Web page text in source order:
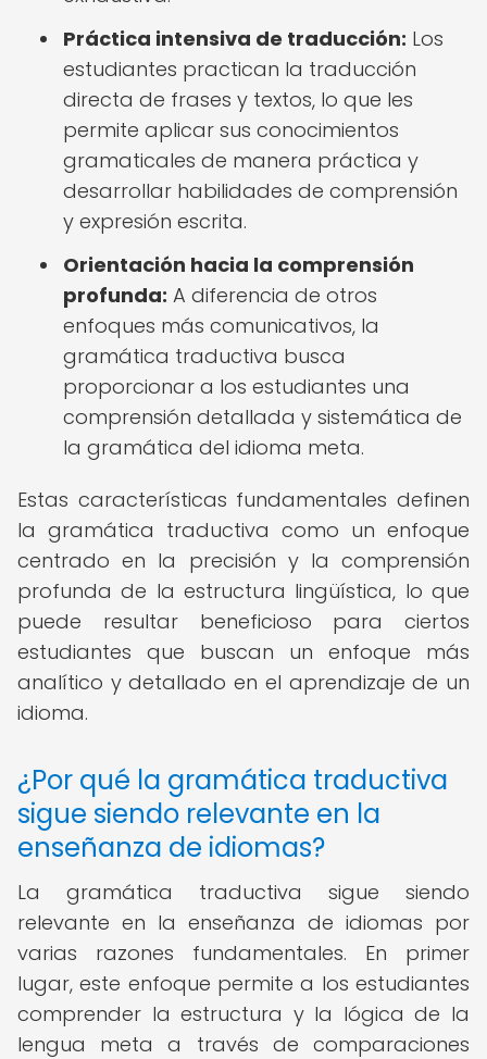
Práctica intensiva de traducción: Los
estudiantes practican la traducción
directa de frases y textos, lo que les
permite aplicar sus conocimientos
gramaticales de manera práctica y
desarrollar habilidades de comprensión
y expresión escrita.
Orientación hacia la comprensión
profunda: A diferencia de otros
enfoques más comunicativos, la
gramática traductiva busca
proporcionar a los estudiantes una
comprensión detallada y sistemática de
la gramática del idioma meta.
Estas características fundamentales definen
la gramática traductiva como un enfoque
centrado en la precisión y la comprensión
profunda de la estructura lingüística, lo que
puede resultar beneficioso para ciertos
estudiantes que buscan un enfoque más
analítico y detallado en el aprendizaje de un
idioma.
¿Por qué la gramática traductiva
sigue siendo relevante en la
enseñanza de idiomas?
La gramática traductiva sigue siendo
relevante en la enseñanza de idiomas por
varias razones fundamentales. En primer
lugar, este enfoque permite a los estudiantes
comprender la estructura y la lógica de la
lengua meta a través de comparaciones